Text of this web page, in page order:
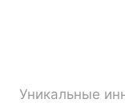
Уникальные